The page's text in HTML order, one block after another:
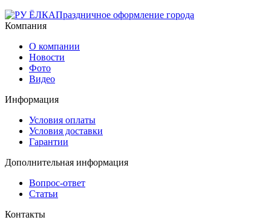
Праздничное оформление города
Компания
О компании
Новости
Фото
Видео
Информация
Условия оплаты
Условия доставки
Гарантии
Дополнительная информация
Вопрос-ответ
Статьи
Контакты